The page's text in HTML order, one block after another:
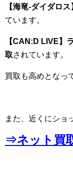
【海竜-ダイダロ
ています。
【CAN:D LIVE 】
取されています。
買取も高めとなっ
また、近くにショ
⇒ネット買